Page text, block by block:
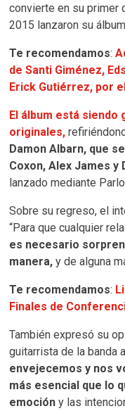
convierte en su primer
2015 lanzaron su álbum
Te recomendamos:
de Santi Giménez,
Erick Gutiérrez, por
El álbum está
originales,
Damon Albarn, que
Coxon, Alex James y
lanzado mediante
Sobre su regreso, el
“Para que cualquier
es necesario
manera, y de alguna
Te recomendamos:
Finales de
También expresó su
guitarrista de la banda
envejecemos y nos
más esencial que lo
emoción y las